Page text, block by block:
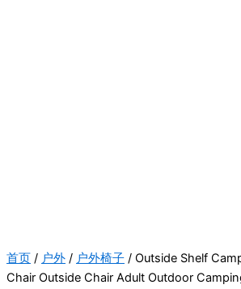
首页 / 户外 / 户外椅子 / Outside Shelf
Chair Outside Chair Adult Outdoor